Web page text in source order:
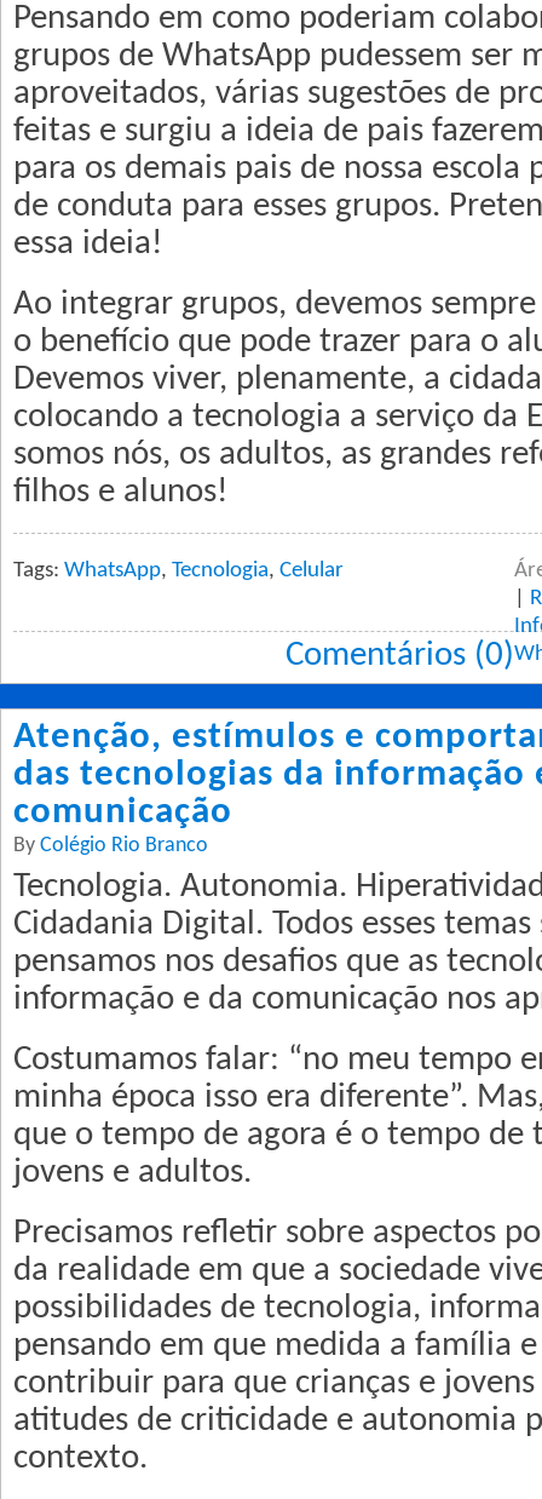
Pensando em como poderiam
grupos de WhatsApp pudessem ser
aproveitados, várias sugestões de
feitas e surgiu a ideia de pais
para os demais pais de nossa escola
de conduta para esses grupos.
essa ideia!
Ao integrar grupos, devemos
o benefício que pode trazer para o
Devemos viver, plenamente, a
colocando a tecnologia a serviço da
somos nós, os adultos, as grandes
filhos e alunos!
Tags: WhatsApp, Tecnologia, Celular
Comentários (0)
Atenção, estímulos e
das tecnologias da informação
comunicação
By Colégio Rio Branco
Tecnologia. Autonomia.
Cidadania Digital. Todos esses
pensamos nos desafios que as
informação e da comunicação nos
Costumamos falar: “no meu tempo
minha época isso era diferente”.
que o tempo de agora é o tempo de
jovens e adultos.
Precisamos refletir sobre aspectos
da realidade em que a sociedade
possibilidades de tecnologia,
pensando em que medida a família
contribuir para que crianças e
atitudes de criticidade e autonomia
contexto.